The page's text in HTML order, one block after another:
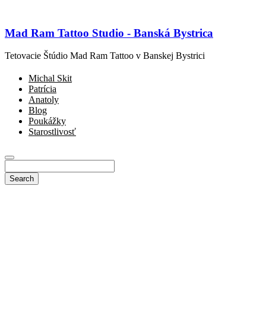
Mad Ram Tattoo Studio - Banská Bystrica
Tetovacie Štúdio Mad Ram Tattoo v Banskej Bystrici
Michal Skit
Patrícia
Anatoly
Blog
Poukážky
Starostlivosť